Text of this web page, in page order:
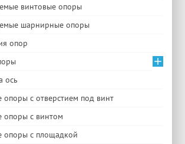
винтовые опоры
шарнирные опоры
опор
ось
опоры с отверстием под винт
опоры с винтом
опоры с площадкой